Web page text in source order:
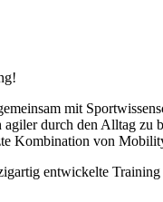
mit
durch den Alltag
Kombination von
entwickelte Training